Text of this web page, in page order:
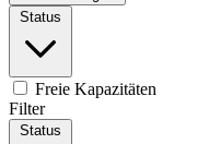
Status
Freie Kapazitäten
Filter
Status